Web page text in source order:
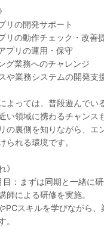
リの開発サポート
リの動作チェック・改善
プリの運用・保守
グ業務へのチャレンジ
や業務システムの開発支
よっては、普段遊んでい
い領域に携わるチャンスも
の裏側を知りながら、エ
られる環境です。
》
：まずは同期と一緒に研
師による研修を実施。
PCスキルを学びながら、
。